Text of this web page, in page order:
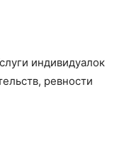
индивидуалок
ревности